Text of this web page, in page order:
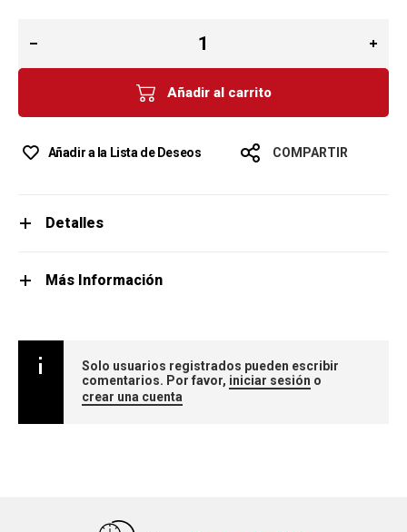
Añadir al carrito
Añadir a la Lista de Deseos COMPARTIR
Detalles
Más Información
Solo usuarios registrados pueden escribir
comentarios. Por favor, iniciar sesión o
crear una cuenta